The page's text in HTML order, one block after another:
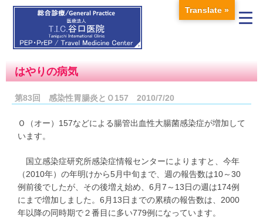
はやりの病気
第83回 感染性胃腸炎とＯ157 2010/7/20
Ｏ（オー）157などによる腸管出血性大腸菌感染症が増加して
います。
国立感染症研究所感染症情報センターによりますと、今年
（2010年）の年明けから5月中旬まで、週の報告数は10～30
例前後でしたが、その後増え始め、6月7～13日の週は174例
にまで増加しました。6月13日までの累積の報告数は、2000
年以降の同時期で２番目に多い779例になっています。
Translate »